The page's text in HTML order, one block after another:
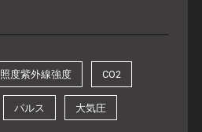
照度紫外線強度 CO2
パルス 大気圧